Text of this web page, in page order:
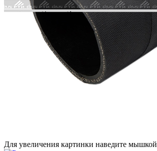
Для увеличения картинки наведите мышкой